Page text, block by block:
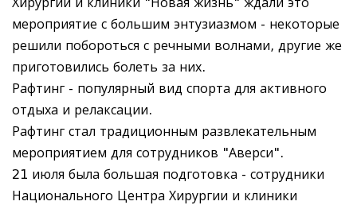
мероприятие с большим энтузиазмом - некоторые
решили побороться с речными волнами, другие же
приготовились болеть за них.
Рафтинг - популярный вид спорта для активного
отдыха и релаксации.
Рафтинг стал традиционным развлекательным
мероприятием для сотрудников "Аверси".
21 июля была большая подготовка - сотрудники
Национального Центра Хирургии и клиники